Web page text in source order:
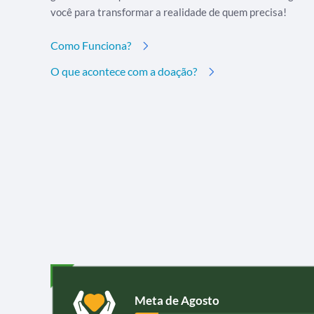
você para transformar a realidade de quem precisa!
Como Funciona?
O que acontece com a doação?
Meta de Agosto